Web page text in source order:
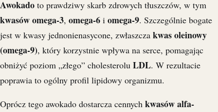
Awokado to prawdziwy skarb zdrowych tłuszczów, w tym
kwasów omega-3, omega-6 i omega-9. Szczególnie bogate
jest w kwasy jednonienasycone, zwłaszcza kwas oleinowy
(omega-9), który korzystnie wpływa na serce, pomagając
obniżyć poziom „złego” cholesterolu LDL. W rezultacie
poprawia to ogólny profil lipidowy organizmu.
Oprócz tego awokado dostarcza cennych kwasów alfa-